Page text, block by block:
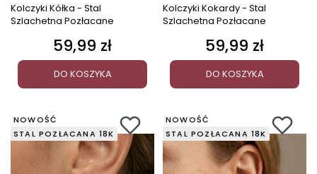
Kolczyki Kółka - Stal
Szlachetna Pozłacane
Cena
59,99 zł
DO KOSZYKA
Kolczyki Kokardy - Stal
Szlachetna Pozłacane
Cena
59,99 zł
DO KOSZYKA
NOWOŚĆ
STAL POZŁACANA 18K
NOWOŚĆ
STAL POZŁACANA 18K